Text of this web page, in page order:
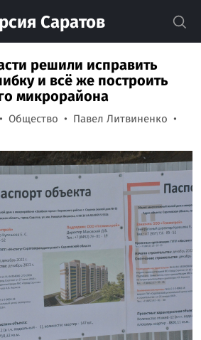
Саратов
решили исправить
и всё же построить
микрорайона
Общество
Павел Литвиненко